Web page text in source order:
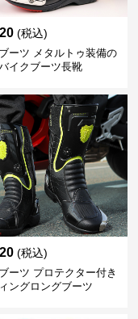
(税込)
ーツ メタルトゥ装備の
イクブーツ長靴
(税込)
ーツ プロテクター付き
ングロングブーツ